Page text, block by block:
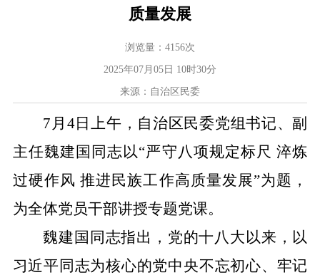
质量发展
浏览量： 4156次
2025年07月05日 10时30分
来源：自治区民委
7 月 4日上午，自治区民委党组书记、副
主任魏建国同志以“严守八项规定标尺 淬炼
过硬作风 推进民族工作高质量发展”为题，
为全体党员干部讲授专题党课。
魏建国同志指出，党的十八大以来，以
习近平同志为核心的党中央不忘初心、牢记